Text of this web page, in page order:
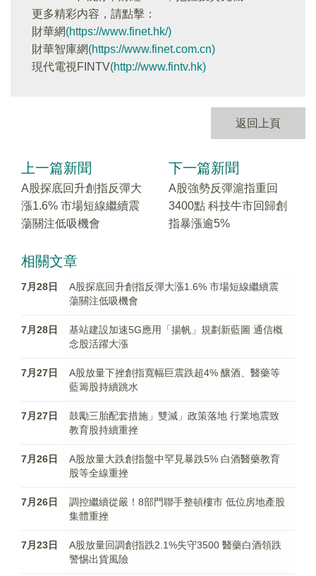
更多精彩内容，請點擊：
財華網(https://www.finet.hk/)
財華智庫網(https://www.finet.com.cn)
現代電視FINTV(http://www.fintv.hk)
返回上頁
上一篇新聞
A股探底回升創指反彈大
漲1.6% 市場短線繼續震
蕩關注低吸機會
下一篇新聞
A股強勢反彈滬指重回
3400點 科技牛市回歸創
指暴漲逾5%
相關文章
7月28日
A股探底回升創指反彈大漲1.6% 市場短線繼續震
蕩關注低吸機會
7月28日
基站建設加速5G應用「揚帆」規劃新藍圖 通信概
念股活躍大漲
7月27日
A股放量下挫創指寬幅巨震跌超4% 釀酒、醫藥等
藍籌股持續跳水
7月27日
鼓勵三胎配套措施」雙減」政策落地 行業地震致
教育股持續重挫
7月26日
A股放量大跌創指盤中罕見暴跌5% 白酒醫藥教育
股等全線重挫
7月26日
調控繼續從嚴！8部門聯手整頓樓市 低位房地產股
集體重挫
7月23日
A股放量回調創指跌2.1%失守3500 醫藥白酒領跌
警惕出貨風險